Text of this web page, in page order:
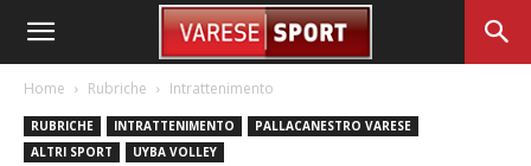
Home Rubriche Intrattenimento
RUBRICHE INTRATTENIMENTO
PALLACANESTRO VARESE
ALTRI SPORT
UYBA VOLLEY